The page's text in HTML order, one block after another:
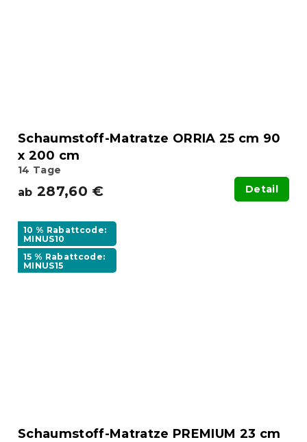
Schaumstoff-Matratze ORRIA 25 cm 90
x 200 cm
14 Tage
ab 287,60 € Detail
10 % Rabattcode:
MINUS10
15 % Rabattcode:
MINUS15
Schaumstoff-Matratze PREMIUM 23 cm